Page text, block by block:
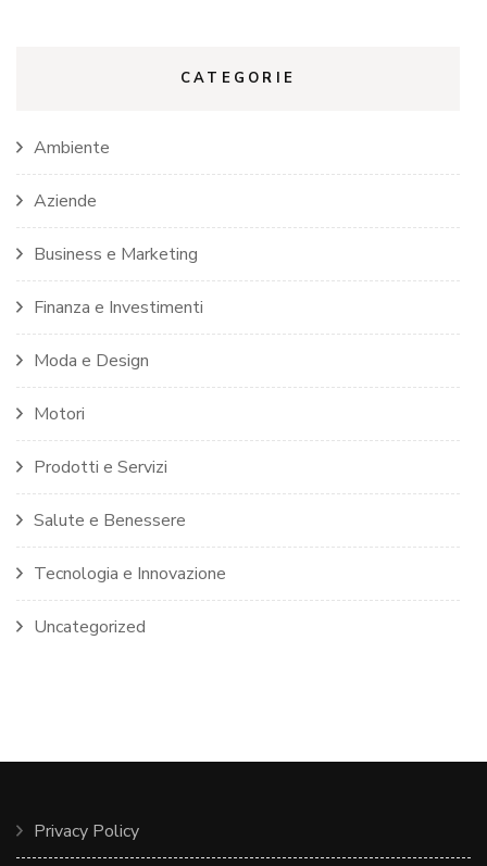
CATEGORIE
Ambiente
Aziende
Business e Marketing
Finanza e Investimenti
Moda e Design
Motori
Prodotti e Servizi
Salute e Benessere
Tecnologia e Innovazione
Uncategorized
Privacy Policy